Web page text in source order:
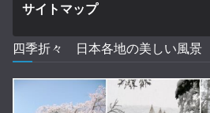
サイトマップ
四季折々 日本各地の美しい風景